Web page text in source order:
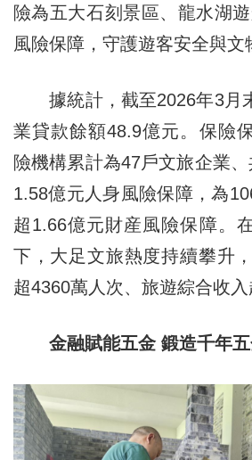
險為五大石刻景區、龍水湖
風險保障，守護遊客安全與文
據統計，截至2026年3月
業貸款餘額48.9億元。保險
險機構累計為47戶文旅企業
1.58億元人身風險保障，為
超1.66億元財産風險保障。
下，大足文旅熱度持續攀升
超4360萬人次、旅遊綜合收入
金融賦能五金 鍛造千年五